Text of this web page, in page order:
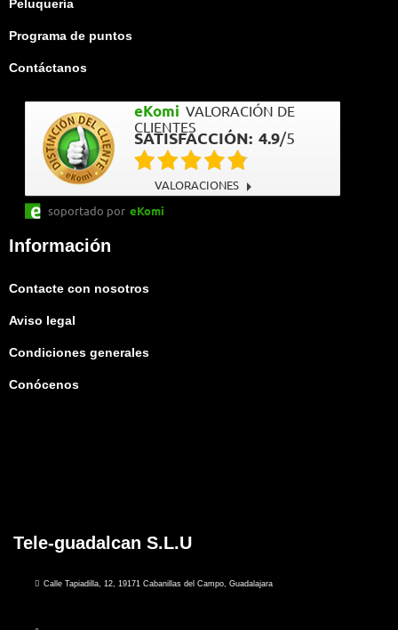
Peluquería
Programa de puntos
Contáctanos
eKomi VALORACIÓN DE
CLIENTES
SATISFACCIÓN: 4.9/5
VALORACIONES
soportado por eKomi
Información
Contacte con nosotros
Aviso legal
Condiciones generales
Conócenos
Tele-guadalcan S.L.U
Calle Tapiadilla, 12, 19171 Cabanillas del Campo, Guadalajara